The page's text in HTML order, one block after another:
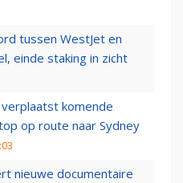
tussen WestJet en
einde staking in zicht
komende
op route naar Sydney
nieuwe documentaire